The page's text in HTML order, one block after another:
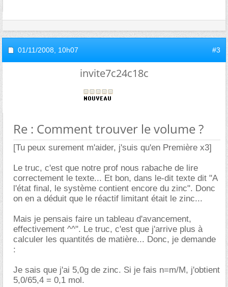
01/11/2008, 10h07 #3
invite7c24c18c
Re : Comment trouver le volume ?
[Tu peux surement m'aider, j'suis qu'en Première x3]
Le truc, c'est que notre prof nous rabache de lire
correctement le texte... Et bon, dans le-dit texte dit "A
l'état final, le système contient encore du zinc". Donc
on en a déduit que le réactif limitant était le zinc...
Mais je pensais faire un tableau d'avancement,
effectivement ^^". Le truc, c'est que j'arrive plus à
calculer les quantités de matière... Donc, je demande
:
Je sais que j'ai 5,0g de zinc. Si je fais n=m/M, j'obtient
5,0/65,4 = 0,1 mol.